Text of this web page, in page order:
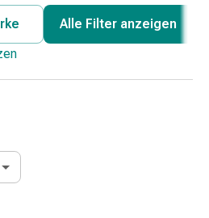
Alle Filter anzeigen